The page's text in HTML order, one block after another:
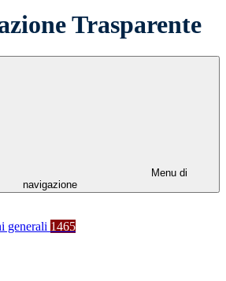
Trasparente
Menu di
navigazione
generali 1465